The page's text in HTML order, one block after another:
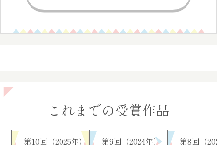
これまでの受賞作品
第10回（2025年） 第9回（2024年） 第8回（